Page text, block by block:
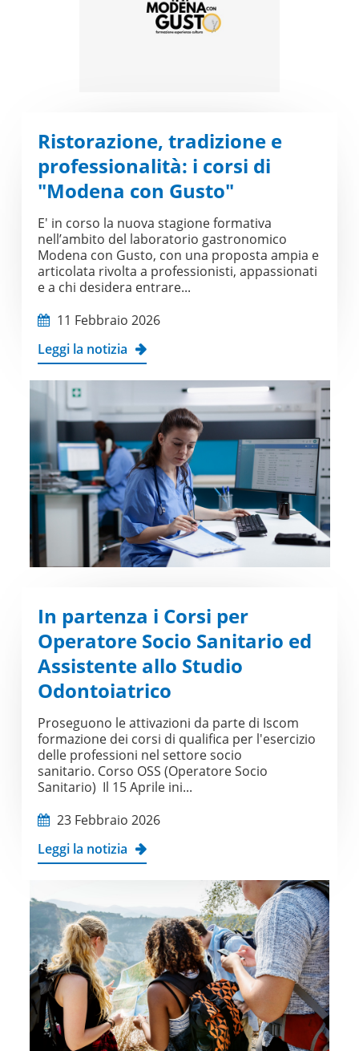
Ristorazione, tradizione e
professionalità: i corsi di
"Modena con Gusto"
E' in corso la nuova stagione formativa
nell’ambito del laboratorio gastronomico
Modena con Gusto, con una proposta ampia e
articolata rivolta a professionisti, appassionati
e a chi desidera entrare...
11 Febbraio 2026
Leggi la notizia
In partenza i Corsi per
Operatore Socio Sanitario ed
Assistente allo Studio
Odontoiatrico
Proseguono le attivazioni da parte di Iscom
formazione dei corsi di qualifica per l'esercizio
delle professioni nel settore socio
sanitario. Corso OSS (Operatore Socio
Sanitario) Il 15 Aprile ini...
23 Febbraio 2026
Leggi la notizia